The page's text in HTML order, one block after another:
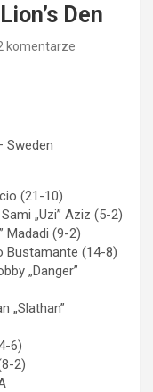
Den
komentarze
Sweden
(21-10)
„Uzi” Aziz (5-2)
Madadi (9-2)
Bustamante (14-8)
„Danger”
„Slathan”
6)
2)